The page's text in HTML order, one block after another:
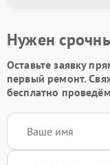
Нужен
Оставьте заявку
первый ремонт.
бесплатно